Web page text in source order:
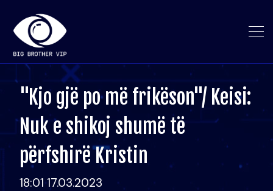
"Kjo gjë po më frikëson"/ Keisi:
Nuk e shikoj shumë të
përfshirë Kristin
18:01 17.03.2023